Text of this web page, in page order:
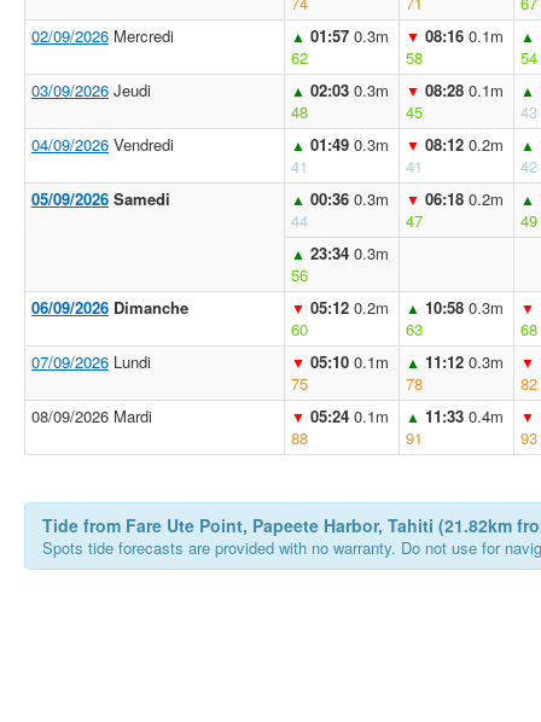
02/09/2026 Mercredi ▲ 01:57 0.3m
62
▼ 08:16 0.1m
58
▲
54
03/09/2026 Jeudi ▲ 02:03 0.3m
48
▼ 08:28 0.1m
45
▲
43
04/09/2026 Vendredi ▲ 01:49 0.3m
41
▼ 08:12 0.2m
41
▲
42
05/09/2026 Samedi ▲ 00:36 0.3m
44
▼ 06:18 0.2m
47
▲
49
▲ 23:34 0.3m
56
06/09/2026 Dimanche ▼ 05:12 0.2m
60
▲ 10:58 0.3m
63
▼
68
07/09/2026 Lundi ▼ 05:10 0.1m
75
▲ 11:12 0.3m
78
▼
82
08/09/2026 Mardi
▼ 05:24 0.1m
88
▲ 11:33 0.4m
91
▼
93
Tide from Fare Ute Point, Papeete Harbor, Tahiti (21.82km
Spots tide forecasts are provided with no warranty. Do not use for